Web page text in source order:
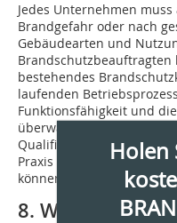
Jedes Unternehmen
Brandgefahr oder nach
Gebäudearten und
Brandschutzbeauftragten
bestehendes
laufenden
Funktionsfähigkeit und
überwachen. Wenn
Qualifikation verfügen,
Praxis umzusetzen sind.
können sie besser und
8.
Holen